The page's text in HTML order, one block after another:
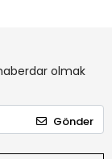
olmak
Gönder